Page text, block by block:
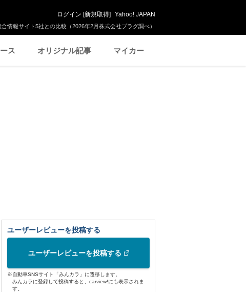
情報サイト5社との比較（2026年2月株式会社プラグ調べ）
ログイン [新規取得] Yahoo! JAPAN
ス オリジナル記事 マイカー
ユーザーレビューを投稿する
ユーザーレビューを投稿する
※自動車SNSサイト「みんカラ」に遷移します。
みんカラに登録して投稿すると、carview!にも表示されま
す。